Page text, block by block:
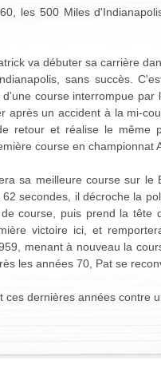
les 500 Miles
va débuter sa carrière
sans succès.
course interrompue
après un accident à la mi-
retour et réalise le même
course en championnat
sa meilleure course sur
secondes, il décroche la
course, puis prend la tête
victoire ici, et
menant à nouveau la
les années 70, Pat se
ces dernières années contre